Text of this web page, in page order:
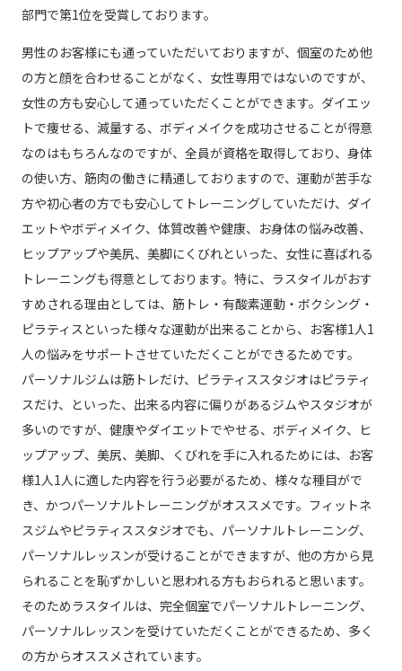
部門で第1位を受賞しております。
男性のお客様にも通っていただいておりますが、個室のため他
の方と顔を合わせることがなく、女性専用ではないのですが、
女性の方も安心して通っていただくことができます。ダイエッ
トで痩せる、減量する、ボディメイクを成功させることが得意
なのはもちろんなのですが、全員が資格を取得しており、身体
の使い方、筋肉の働きに精通しておりますので、運動が苦手な
方や初心者の方でも安心してトレーニングしていただけ、ダイ
エットやボディメイク、体質改善や健康、お身体の悩み改善、
ヒップアップや美尻、美脚にくびれといった、女性に喜ばれる
トレーニングも得意としております。特に、ラスタイルがおす
すめされる理由としては、筋トレ・有酸素運動・ボクシング・
ピラティスといった様々な運動が出来ることから、お客様1人1
人の悩みをサポートさせていただくことができるためです。
パーソナルジムは筋トレだけ、ピラティススタジオはピラティ
スだけ、といった、出来る内容に偏りがあるジムやスタジオが
多いのですが、健康やダイエットでやせる、ボディメイク、ヒ
ップアップ、美尻、美脚、くびれを手に入れるためには、お客
様1人1人に適した内容を行う必要がるため、様々な種目がで
き、かつパーソナルトレーニングがオススメです。フィットネ
スジムやピラティススタジオでも、パーソナルトレーニング、
パーソナルレッスンが受けることができますが、他の方から見
られることを恥ずかしいと思われる方もおられると思います。
そのためラスタイルは、完全個室でパーソナルトレーニング、
パーソナルレッスンを受けていただくことができるため、多く
の方からオススメされています。